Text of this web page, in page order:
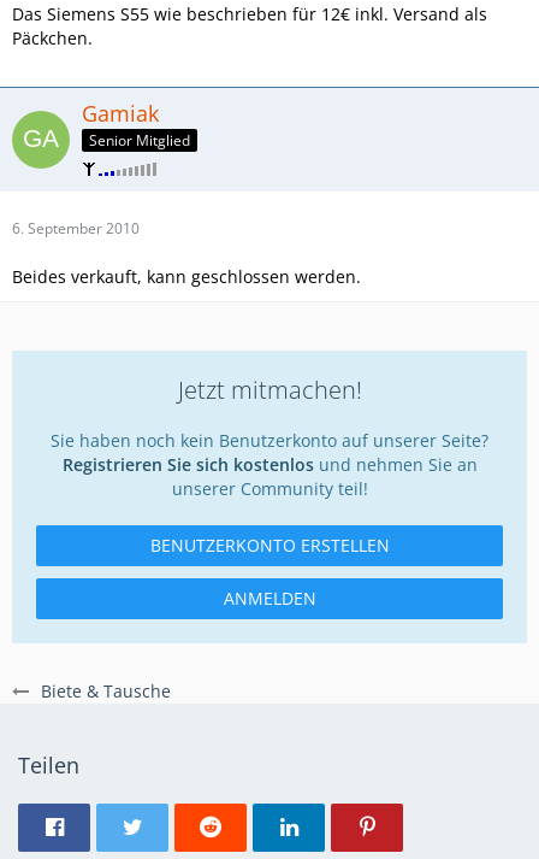
Biete & Tausche
Das Siemens S55 wie beschrieben für 12€ inkl. Versand als
Päckchen.
Gamiak
Senior Mitglied
6. September 2010
Beides verkauft, kann geschlossen werden.
Jetzt mitmachen!
Sie haben noch kein Benutzerkonto auf unserer Seite?
Registrieren Sie sich kostenlosund nehmen Sie an
unserer Community teil!
BENUTZERKONTO ERSTELLEN
ANMELDEN
Teilen